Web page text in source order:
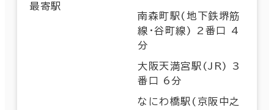
最寄駅
南森町駅(地下鉄堺筋
線･谷町線) 2番口 4
分
大阪天満宮駅(JR) 3
番口 6分
なにわ橋駅(京阪中之